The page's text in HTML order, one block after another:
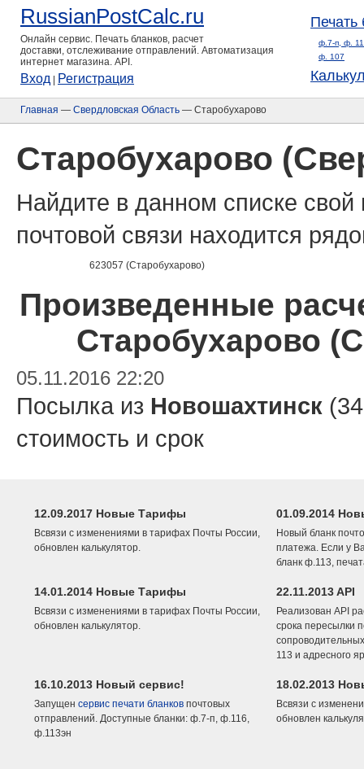
RussianPostCalc.ru
Онлайн сервис. Печать бланков, расчет
доставки, отслеживание отправлений. Автоматизация
интернет магазина. API.
Вход Регистрация
Печать
ф.7-п, ф.
ф. 107
Главная — Свердловская Область — Старобухарово
Старобухарово
Найдите в данном списке
почтовой связи находится
623057 (Старобухарово)
Произведенные
Старобухарово
05.11.2016 22:20
Посылка из Новошахтинск
стоимость и срок
12.09.2017 Новые Тарифы
Всвязи с изменениями в тарифах Почты России,
обновлен калькулятор.
01.09.2014
Новый бланк
платежа. Если у
бланк ф.113,
14.01.2014 Новые Тарифы
Всвязи с изменениями в тарифах Почты России,
обновлен калькулятор.
22.11.2013 API
Реализован API
срока пересылки
113 и адресного
16.10.2013 Новый сервис!
Запущен сервис печати бланков почтовых
отправлений. Доступные бланки: ф.7-п, ф.116,
ф.113эн
18.02.2013
Всвязи с
обновлен